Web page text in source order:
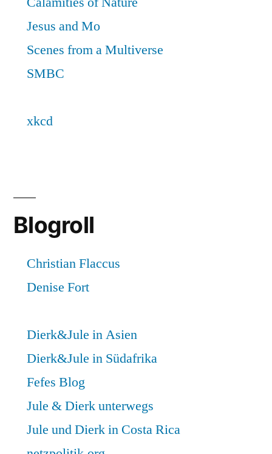
Blogroll